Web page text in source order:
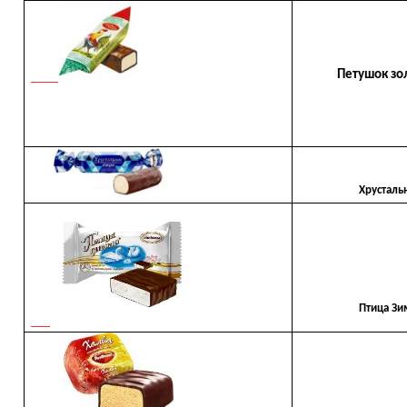
Петушок
Птица